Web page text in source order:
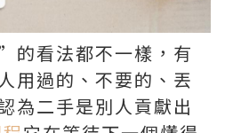
看法都不一樣，有
用過的、不要的、丟
為二手是別人貢獻出